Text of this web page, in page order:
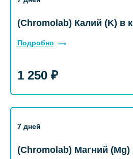
(Chromolab) Калий (K) в
Подробно
1 250 ₽
7 дней
(Chromolab) Магний